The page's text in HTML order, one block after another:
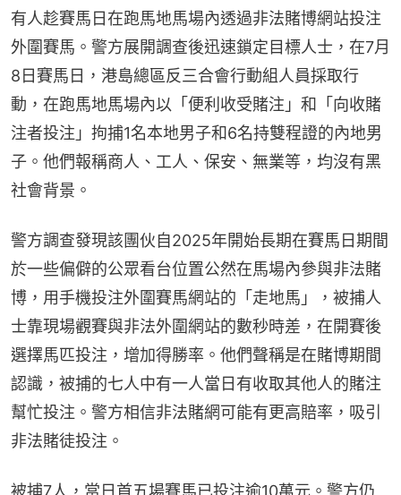
有人趁賽馬日在跑馬地馬場內透過非法賭博網站投注
外圍賽馬。警方展開調查後迅速鎖定目標人士，在7月
8日賽馬日，港島總區反三合會行動組人員採取行
動，在跑馬地馬場內以「便利收受賭注」和「向收賭
注者投注」拘捕1名本地男子和6名持雙程證的內地男
子。他們報稱商人、工人、保安、無業等，均沒有黑
社會背景。
警方調查發現該團伙自2025年開始長期在賽馬日期間
於一些偏僻的公眾看台位置公然在馬場內參與非法賭
博，用手機投注外圍賽馬網站的「走地馬」，被捕人
士靠現場觀賽與非法外圍網站的數秒時差，在開賽後
選擇馬匹投注，增加得勝率。他們聲稱是在賭博期間
認識，被捕的七人中有一人當日有收取其他人的賭注
幫忙投注。警方相信非法賭網可能有更高賠率，吸引
非法賭徒投注。
被捕7人，當日首五場賽馬已投注逾10萬元。警方仍